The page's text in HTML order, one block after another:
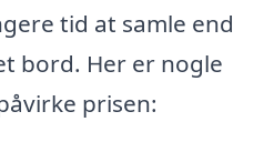
tid at samle end
bord. Her er nogle
prisen: